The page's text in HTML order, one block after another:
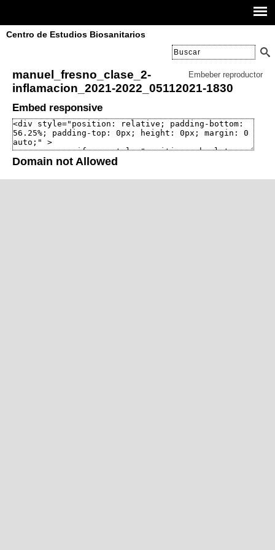
Centro de Estudios Biosanitarios
Embeber reproductor
manuel_fresno_clase_2-
inflamacion_2021-2022_05112021-1830
Embed responsive
Domain not Allowed